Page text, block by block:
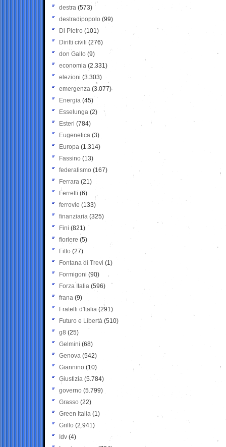
destra (573)
destradipopolo (99)
Di Pietro (101)
Diritti civili (276)
don Gallo (9)
economia (2.331)
elezioni (3.303)
emergenza (3.077)
Energia (45)
Esselunga (2)
Esteri (784)
Eugenetica (3)
Europa (1.314)
Fassino (13)
federalismo (167)
Ferrara (21)
Ferretti (6)
ferrovie (133)
finanziaria (325)
Fini (821)
fioriere (5)
Fitto (27)
Fontana di Trevi (1)
Formigoni (90)
Forza Italia (596)
frana (9)
Fratelli d'Italia (291)
Futuro e Libertà (510)
g8 (25)
Gelmini (68)
Genova (542)
Giannino (10)
Giustizia (5.784)
governo (5.799)
Grasso (22)
Green Italia (1)
Grillo (2.941)
Idv (4)